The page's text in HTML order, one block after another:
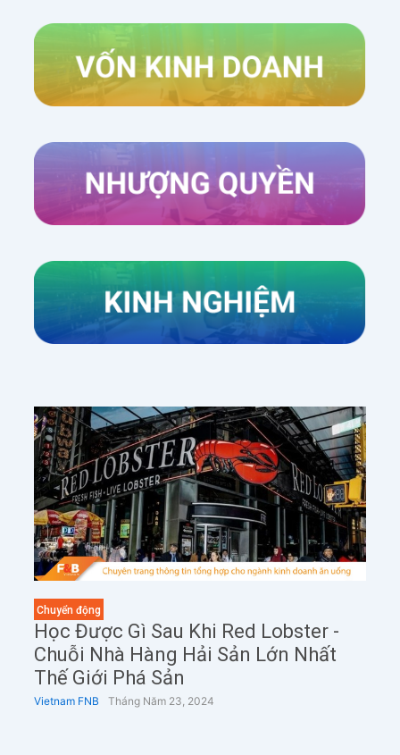
Chuyển động
Học Được Gì Sau Khi Red Lobster -
Chuỗi Nhà Hàng Hải Sản Lớn Nhất
Thế Giới Phá Sản
Vietnam FNB Tháng Năm 23, 2024